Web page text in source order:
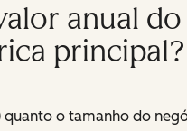
anual
principal?
o tamanho do